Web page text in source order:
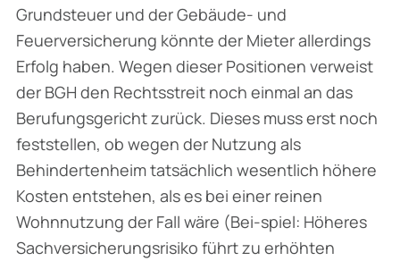
Grundsteuer und der Gebäude- und
Feuerversicherung könnte der Mieter allerdings
Erfolg haben. Wegen dieser Positionen verweist
der BGH den Rechtsstreit noch einmal an das
Berufungsgericht zurück. Dieses muss erst noch
feststellen, ob wegen der Nutzung als
Behindertenheim tatsächlich wesentlich höhere
Kosten entstehen, als es bei einer reinen
Wohnnutzung der Fall wäre (Bei-spiel: Höheres
Sachversicherungsrisiko führt zu erhöhten